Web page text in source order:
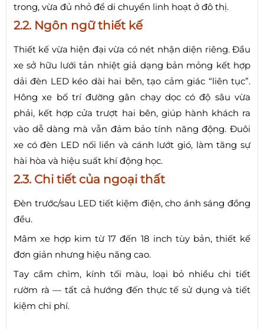
trong, vừa đủ nhỏ để di chuyển linh hoạt ở đô thị.
2.2. Ngôn ngữ thiết kế
Thiết kế vừa hiện đại vừa có nét nhận diện riêng. Đầu
xe sở hữu lưới tản nhiệt giả dạng bản mỏng kết hợp
dải đèn LED kéo dài hai bên, tạo cảm giác “liên tục”.
Hông xe bố trí đường gân chạy dọc có độ sâu vừa
phải, kết hợp cửa trượt hai bên, giúp hành khách ra
vào dễ dàng mà vẫn đảm bảo tính năng động. Đuôi
xe có đèn LED nối liền và cánh lướt gió, làm tăng sự
hài hòa và hiệu suất khí động học.
2.3. Chi tiết của ngoại thất
Đèn trước/sau LED tiết kiệm điện, cho ánh sáng đồng
đều.
Mâm xe hợp kim từ 17 đến 18 inch tùy bản, thiết kế
đơn giản nhưng hiệu năng cao.
Tay cầm chìm, kính tối màu, loại bỏ nhiều chi tiết
rườm rà — tất cả hướng đến thực tế sử dụng và tiết
kiệm chi phí.